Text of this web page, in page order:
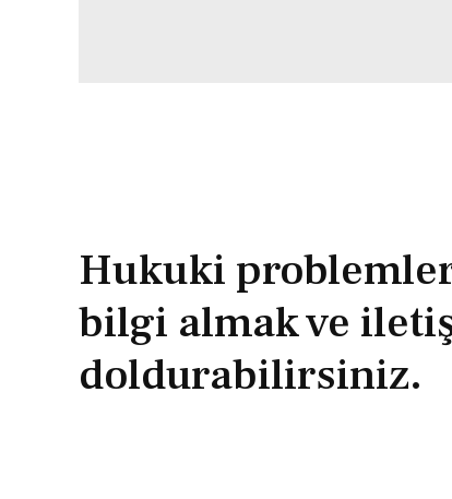
Hukuki
bilgi almak ve
doldurabilirsiniz.